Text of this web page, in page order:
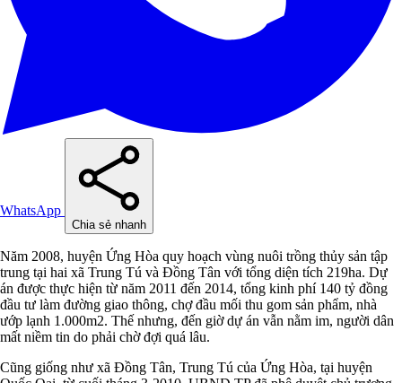
WhatsApp
Chia sẻ nhanh
Năm 2008, huyện Ứng Hòa quy hoạch vùng nuôi trồng thủy sản tập
trung tại hai xã Trung Tú và Đồng Tân với tổng diện tích 219ha. Dự
án được thực hiện từ năm 2011 đến 2014, tổng kinh phí 140 tỷ đồng
đầu tư làm đường giao thông, chợ đầu mối thu gom sản phẩm, nhà
ướp lạnh 1.000m2. Thế nhưng, đến giờ dự án vẫn nằm im, người dân
mất niềm tin do phải chờ đợi quá lâu.
Cũng giống như xã Đồng Tân, Trung Tú của Ứng Hòa, tại huyện